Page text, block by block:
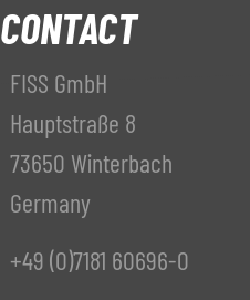
CONTACT
FISS GmbH
Hauptstraße 8
73650 Winterbach
Germany
+49 (0)7181 60696-0